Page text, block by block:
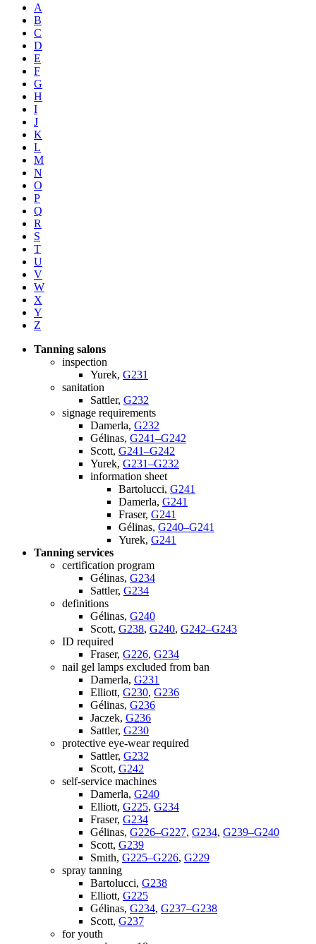
A
B
C
D
E
F
G
H
I
J
K
L
M
N
O
P
Q
R
S
T
U
V
W
X
Y
Z
Tanning salons
inspection
Yurek, G231
sanitation
Sattler, G232
signage requirements
Damerla, G232
Gélinas, G241–G242
Scott, G241–G242
Yurek, G231–G232
information sheet
Bartolucci, G241
Damerla, G241
Fraser, G241
Gélinas, G240–G241
Yurek, G241
Tanning services
certification program
Gélinas, G234
Sattler, G234
definitions
Gélinas, G240
Scott, G238, G240, G242–G243
ID required
Fraser, G226, G234
nail gel lamps excluded from ban
Damerla, G231
Elliott, G230, G236
Gélinas, G236
Jaczek, G236
Sattler, G230
protective eye-wear required
Sattler, G232
Scott, G242
self-service machines
Damerla, G240
Elliott, G225, G234
Fraser, G234
Gélinas, G226–G227, G234, G239–G240
Scott, G239
Smith, G225–G226, G229
spray tanning
Bartolucci, G238
Elliott, G225
Gélinas, G234, G237–G238
Scott, G237
for youth